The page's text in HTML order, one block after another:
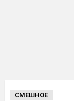
СМЕШНОЕ